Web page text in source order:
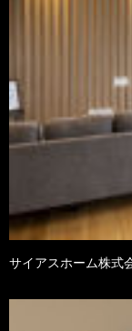
サイアスホーム株